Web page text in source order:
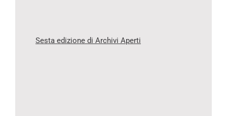
Sesta edizione di Archivi Aperti